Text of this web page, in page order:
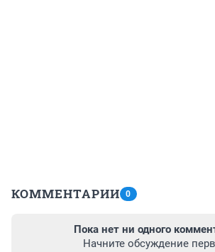
КОММЕНТАРИИ 0
Пока нет ни одного
Начните обсуждение